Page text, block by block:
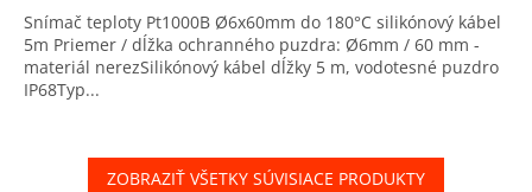
Snímač teploty Pt1000B Ø6x60mm do 180°C silikónový kábel
5m Priemer / dĺžka ochranného puzdra: Ø6mm / 60 mm -
materiál nerezSilikónový kábel dĺžky 5 m, vodotesné puzdro
IP68Typ...
ZOBRAZIŤ VŠETKY SÚVISIACE PRODUKTY